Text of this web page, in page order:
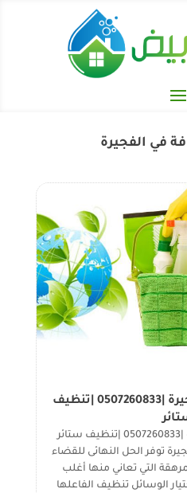
في الفجيرة
شركة تنظيف في الفجيرة |0507260833 |تنظيف
شركة تنظيف في الفجيرة |0507260833 |تنظيف ستائر
توفر الحل النهائى للقضاء
التي تعاني منها أغلب
الوسائل تنظيف الفاعلها